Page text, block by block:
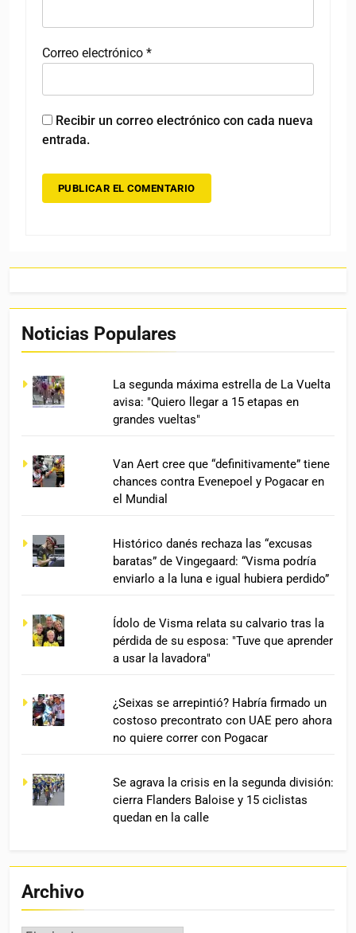
Correo electrónico *
Recibir un correo electrónico con cada nueva
entrada.
Noticias Populares
La segunda máxima estrella de La Vuelta
avisa: "Quiero llegar a 15 etapas en
grandes vueltas"
Van Aert cree que “definitivamente” tiene
chances contra Evenepoel y Pogacar en
el Mundial
Histórico danés rechaza las “excusas
baratas” de Vingegaard: “Visma podría
enviarlo a la luna e igual hubiera perdido”
Ídolo de Visma relata su calvario tras la
pérdida de su esposa: "Tuve que aprender
a usar la lavadora"
¿Seixas se arrepintió? Habría firmado un
costoso precontrato con UAE pero ahora
no quiere correr con Pogacar
Se agrava la crisis en la segunda división:
cierra Flanders Baloise y 15 ciclistas
quedan en la calle
Archivo